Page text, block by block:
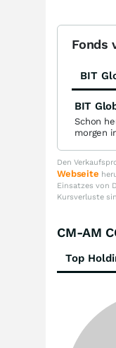
Fonds
BIT
BIT
Schon
morgen
Den
Webseite
Einsatzes von
Kursverluste
CM-AM
Top